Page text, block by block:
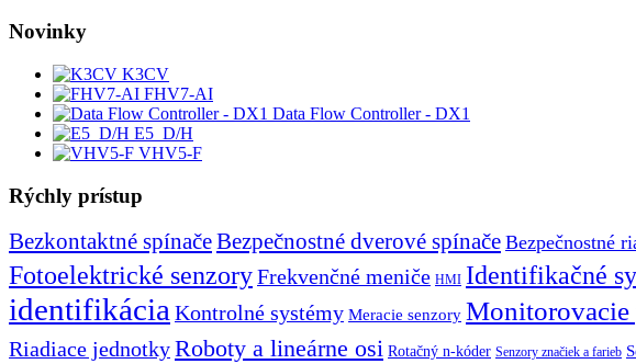
Novinky
K3CV
FHV7-AI
Data Flow Controller - DX1
E5_D/H
VHV5-F
Rýchly prístup
Bezkontaktné spínačeBezpečnostné dverové spínače Bezpečnostné
Fotoelektrické senzoryFrekvenčné meniče HMI Identifikačné
identifikácia Kontrolné systémy Meracie senzory
Riadiace jednotkyRoboty a lineárne osi Rotačný n-kóder Senzory značiek a farieb